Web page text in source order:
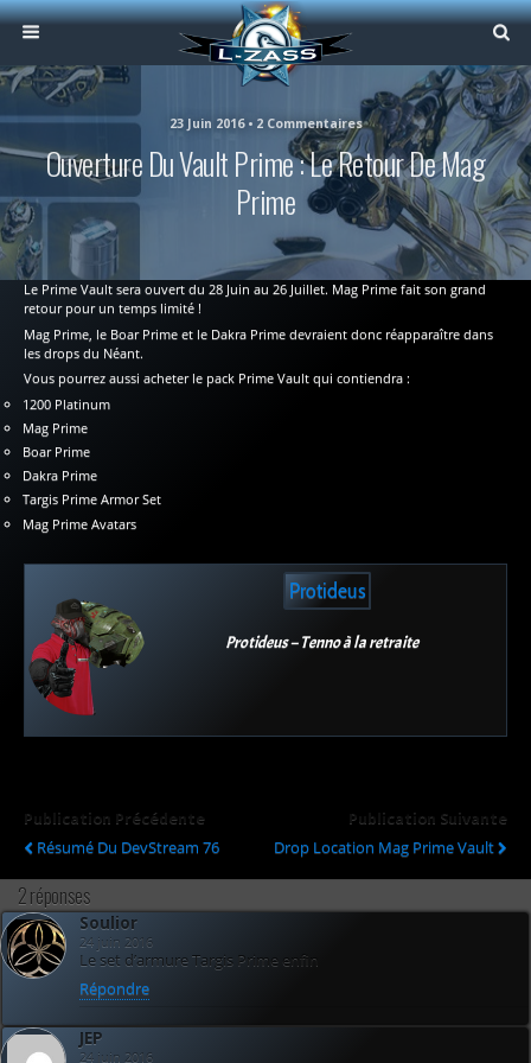
23 Juin 2016 • 2 Commentaires
Ouverture Du Vault Prime : Le Retour De Mag
Prime
Le Prime Vault sera ouvert du 28 Juin au 26 Juillet. Mag Prime fait son grand
retour pour un temps limité !
Mag Prime, le Boar Prime et le Dakra Prime devraient donc réapparaître dans
les drops du Néant.
Vous pourrez aussi acheter le pack Prime Vault qui contiendra :
1200 Platinum
Mag Prime
Boar Prime
Dakra Prime
Targis Prime Armor Set
Mag Prime Avatars
Protideus
Protideus – Tenno à la retraite
Publication Précédente
Résumé Du DevStream 76
Publication Suivante
Drop Location Mag Prime Vault
2 réponses
Soulior
24 juin 2016
Le set d’armure Targis Prime enfin
Répondre
JEP
24 juin 2016